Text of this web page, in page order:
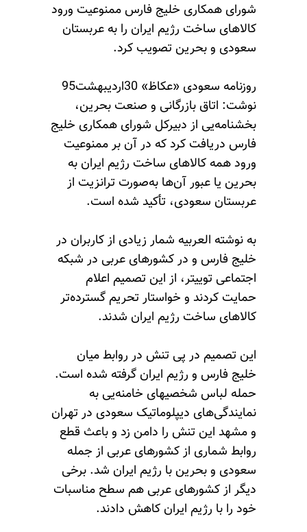
شورای همکاری خلیج فارس ممنوعیت ورود
کالاهای ساخت رژیم ایران را به عربستان
سعودی و بحرین تصویب کرد.
روزنامه سعودی «عکاظ» 30اردیبهشت95
نوشت: اتاق بازرگانی و صنعت بحرین،
بخشنامه‌یی از دبیرکل شورای همکاری خلیج
فارس دریافت کرد که در آن بر ممنوعیت
ورود همه کالاهای ساخت رژیم ایران به
بحرین یا عبور آن‌ها به‌صورت ترانزیت از
عربستان سعودی، تأکید شده است.
به نوشته العربیه شمار زیادی از کاربران در
خلیج فارس و در کشورهای عربی در شبکه‌
اجتماعی توییتر، از این تصمیم اعلام
حمایت کردند و خواستار تحریم گسترده‌تر
کالاهای ساخت رژیم ایران شدند.
این تصمیم در پی تنش در روابط میان
خلیج فارس و رژیم ایران گرفته شده است.
حمله لباس شخصیهای خامنه‌یی به
نمایندگی‌های دیپلوماتیک سعودی در تهران
و مشهد این تنش را دامن زد و باعث قطع
روابط شماری از کشورهای عربی از جمله
سعودی و بحرین با رژیم ایران شد. برخی
دیگر از کشورهای عربی هم سطح مناسبات
خود را با رژیم ایران کاهش دادند.